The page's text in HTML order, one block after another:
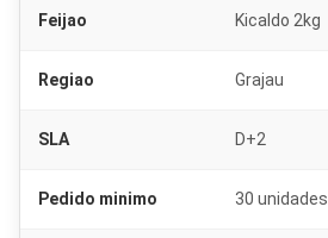
Feijao Kicaldo 2kg
Regiao Grajau
SLA D+2
Pedido minimo 30 unidades